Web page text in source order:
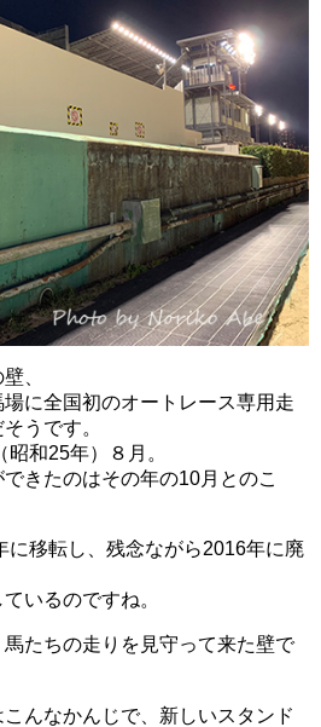
、
に全国初のオートレース専用走
うです。
和25年）８月。
きたのはその年の10月とのこ
に移転し、残念ながら2016年に廃
いるのですね。
たちの走りを見守って来た壁で
んなかんじで、新しいスタンド